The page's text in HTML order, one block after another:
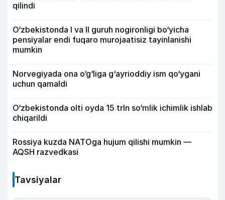
qilindi
O‘zbekistonda I va II guruh nogironligi bo‘yicha
pensiyalar endi fuqaro murojaatisiz tayinlanishi
mumkin
Norvegiyada ona o‘g‘liga g‘ayrioddiy ism qo‘ygani
uchun qamaldi
O‘zbekistonda olti oyda 15 trln so‘mlik ichimlik ishlab
chiqarildi
Rossiya kuzda NATOga hujum qilishi mumkin —
AQSH razvedkasi
Tavsiyalar